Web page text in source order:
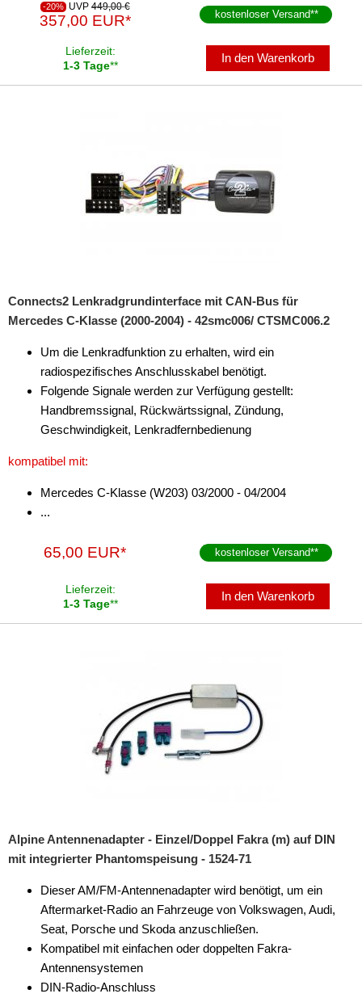
Radioeinbausets
Radiorahmen
SD-Adapter
USB-Adapter
Verstärker-Zubehör
-20% UVP 449,00 €
357,00 EUR* kostenloser Versand**
Lieferzeit:
1-3 Tage**
In den Warenkorb
Connects2 Lenkradgrundinterface mit CAN-Bus für
Mercedes C-Klasse (2000-2004) - 42smc006/ CTSMC006.2
Um die Lenkradfunktion zu erhalten, wird ein
radiospezifisches Anschlusskabel benötigt.
Folgende Signale werden zur Verfügung gestellt:
Handbremssignal, Rückwärtssignal, Zündung,
Geschwindigkeit, Lenkradfernbedienung
kompatibel mit:
Mercedes C-Klasse (W203) 03/2000 - 04/2004
...
65,00 EUR* kostenloser Versand**
Lieferzeit:
1-3 Tage**
In den Warenkorb
Alpine Antennenadapter - Einzel/Doppel Fakra (m) auf DIN
mit integrierter Phantomspeisung - 1524-71
Dieser AM/FM-Antennenadapter wird benötigt, um ein
Aftermarket-Radio an Fahrzeuge von Volkswagen, Audi,
Seat, Porsche und Skoda anzuschließen.
Kompatibel mit einfachen oder doppelten Fakra-
Antennensystemen
DIN-Radio-Anschluss